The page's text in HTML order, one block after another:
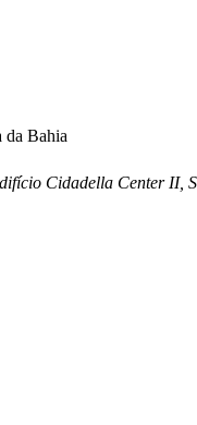
da Bahia
Cidadella Center II,